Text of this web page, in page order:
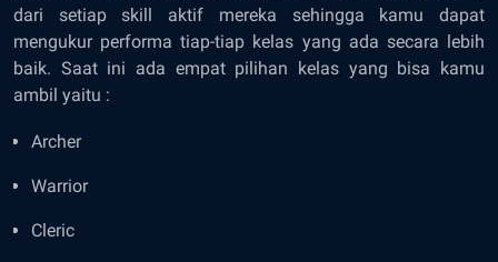
dari setiap skill aktif mereka sehingga kamu dapat
mengukur performa tiap-tiap kelas yang ada secara lebih
baik. Saat ini ada empat pilihan kelas yang bisa kamu
ambil yaitu :
Archer
Warrior
Cleric